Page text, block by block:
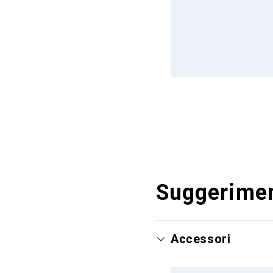
Accessori